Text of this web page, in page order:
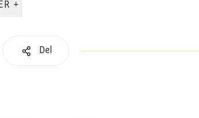
LES MER +
Del